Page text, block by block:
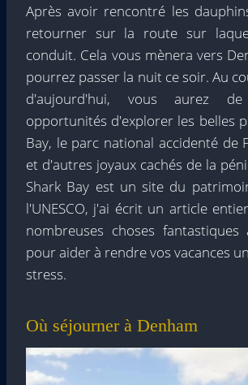
Après avoir rencontré les
retourner sur la route sur
conduit. Cela vous mènera vers
pourrez passer la nuit ce soir. Au
d'aujourd'hui, vous aurez de
opportunités d'explorer les belles
Bay, le parc national accidenté de
et d'autres joyaux cachés de la
Shark Bay est un site du
l'UNESCO, j'ai écrit un article
nombreuses choses fantastiques
pour aider à rendre vos vacances
stress.
Où séjourner à Denham